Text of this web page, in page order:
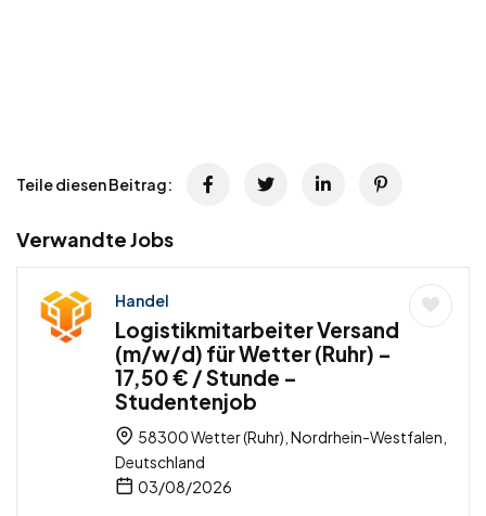
Teile diesen Beitrag:
Verwandte Jobs
Handel
Logistikmitarbeiter Versand
(m/w/d) für Wetter (Ruhr) –
17,50 € / Stunde –
Studentenjob
58300 Wetter (Ruhr), Nordrhein-Westfalen,
Deutschland
03/08/2026